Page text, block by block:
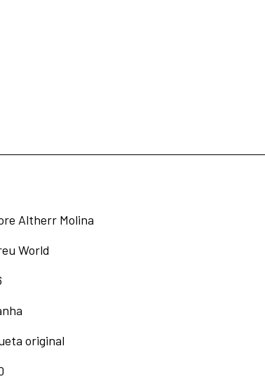
Altherr Molina
World
original